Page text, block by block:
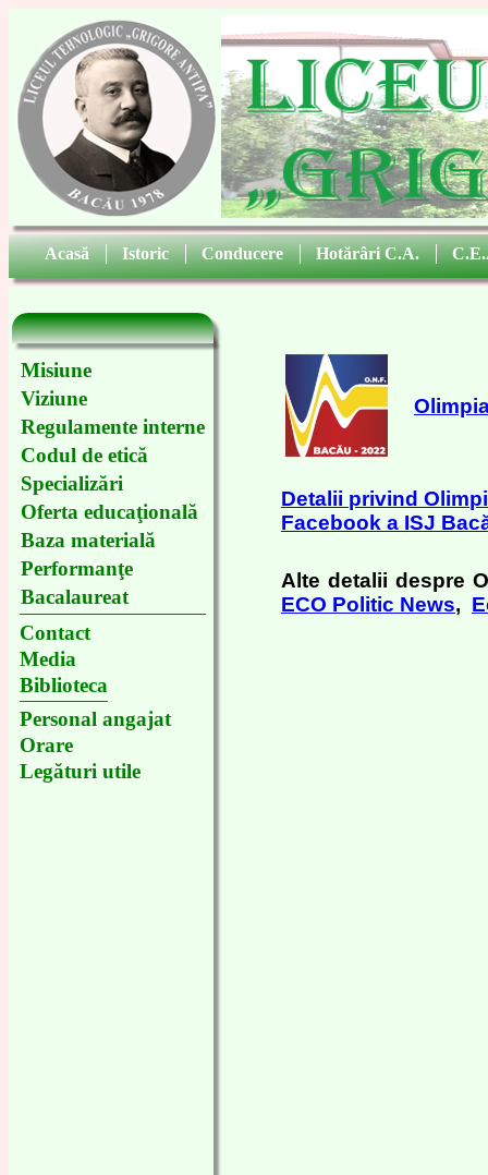
Personal angajat
Orare
Legături utile
Contact
Media
Biblioteca
Misiune
Viziune
Regulamente interne
Codul de etică
Specializări
Oferta educaţională
Baza materială
Performanţe
Bacalaureat
Acasă | Istoric | Conducere | Hotărâri C.A. |
Detalii privind
Facebook a ISJ
Alte detalii despre
ECO Politic News,